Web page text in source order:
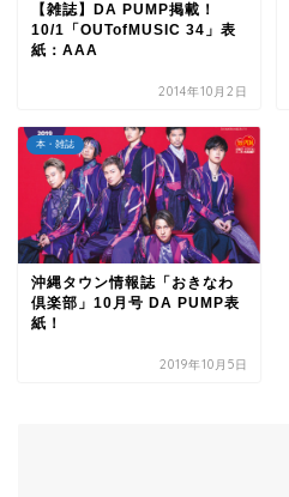
【雑誌】DA PUMP掲載！
10/1「OUTofMUSIC 34」表
紙：AAA
2014年10月2日
本・雑誌
沖縄タウン情報誌「おきなわ
倶楽部」10月号 DA PUMP表
紙！
2019年10月5日